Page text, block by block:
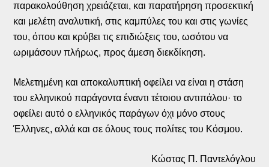
παρακολούθηση χρειάζεται, και παρατήρηση προσεκτική
και μελέτη αναλυτική, στις καμπύλες του και στις γωνίες
του, όπου και κρύβει τις επιδιώξεις του, ωσότου να
ωριμάσουν πλήρως, προς άμεση διεκδίκηση.
Μελετημένη και αποκαλυπτική οφείλει να είναι η στάση
του ελληνικού παράγοντα έναντι τέτοιου αντιπάλου· το
οφείλει αυτό ο ελληνικός παράγων όχι μόνο στους
Έλληνες, αλλά και σε όλους τους πολίτες του Κόσμου.
Κώστας Π. Παντελόγλου